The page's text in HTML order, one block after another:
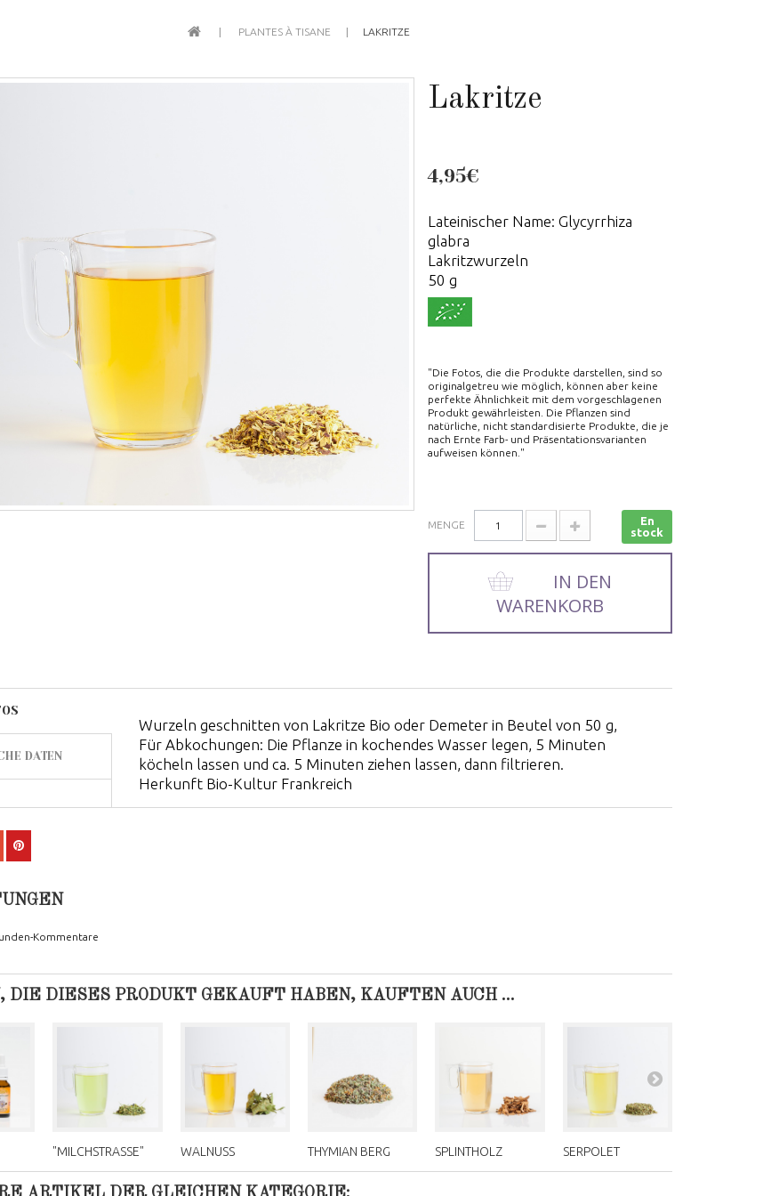
PLANTES À TISANE LAKRITZE
Lakritze
4,95€
Lateinischer Name: Glycyrrhiza
glabra
Lakritzwurzeln
50 g
"Die Fotos, die die Produkte darstellen, sind so
originalgetreu wie möglich, können aber keine
perfekte Ähnlichkeit mit dem vorgeschlagenen
Produkt gewährleisten. Die Pflanzen sind
natürliche, nicht standardisierte Produkte, die je
nach Ernte Farb- und Präsentationsvarianten
aufweisen können."
MENGE
En
stock
IN DEN
WARENKORB
DATEN
Wurzeln geschnitten von Lakritze Bio oder Demeter in Beutel von 50 g,
Für Abkochungen: Die Pflanze in kochendes Wasser legen, 5 Minuten
köcheln lassen und ca. 5 Minuten ziehen lassen, dann filtrieren.
Herkunft Bio-Kultur Frankreich
Kommentare
DIE DIESES PRODUKT GEKAUFT HABEN, KAUFTEN AUCH ...
"MILCHSTRASSE" WALNUSS THYMIAN BERG SPLINTHOLZ SERPOLET